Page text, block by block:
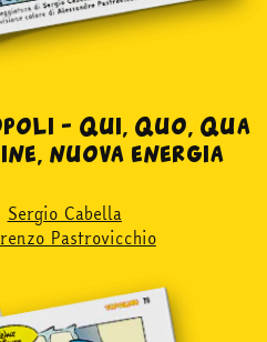
Twitter
– Qui, Quo, Qua
nuova energia
Sergio Cabella
Pastrovicchio